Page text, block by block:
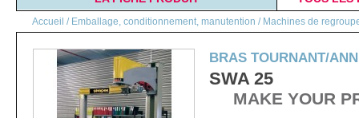
Accueil / Emballage, conditionnement, manutention / Machines de
BRAS TOURNANT/
SWA 25
MAKE YOUR